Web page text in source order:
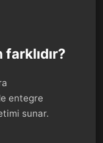
entegre
sunar.